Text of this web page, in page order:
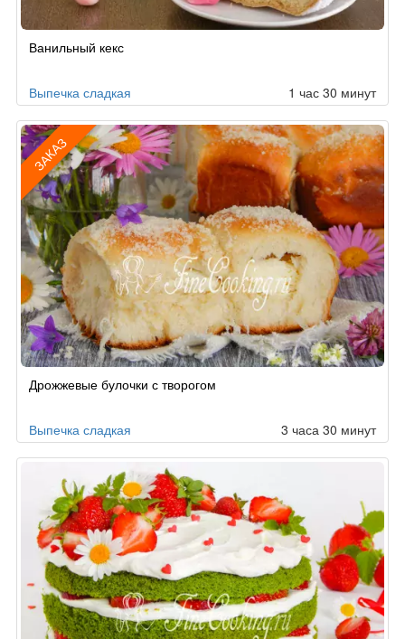
поВанильный кекс
Выпечка сладкая 1 час 30 минут
ЗАКАЗ
по
Дрожжевые булочки с творогом
Выпечка сладкая 3 часа 30 минут